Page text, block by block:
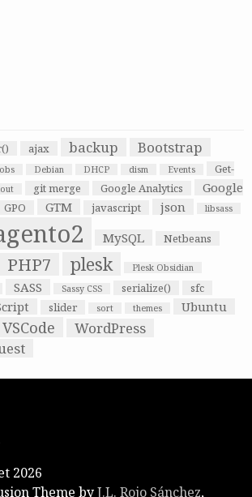
ajax backup
Bootstrap
Debian DHCP dism Events
Get-
git merge Google Analytics
Google
GPO GTM javascript json libsass
MySQL Netbeans
PHP7 plesk Plesk Obsidian
SASS Sassy CSS serialize() sfc
slider sort themes Ubuntu
VSCode
WordPress
2026
Theme byJ.L. Rojo Sánchez,